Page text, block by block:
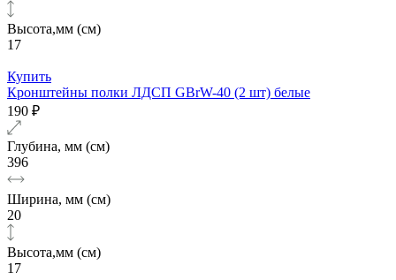
Высота,мм (см)
17
Купить
Кронштейны полки ЛДСП GBrW-40 (2 шт) белые
190 ₽
Глубина, мм (см)
396
Ширина, мм (см)
20
Высота,мм (см)
17